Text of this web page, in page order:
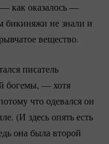
как оказалось —
бикиняжи не знали и
вещество.
писатель
богемы, — хотя
что одевался он
(И здесь опять есть
она была второй